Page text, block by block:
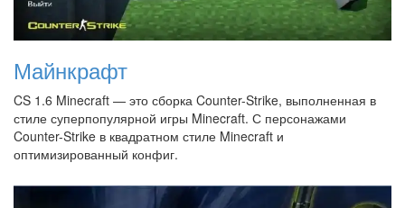
Майнкрафт
CS 1.6 Minecraft — это сборка Counter-Strike, выполненная в
стиле суперпопулярной игры Minecraft. С персонажами
Counter-Strike в квадратном стиле Minecraft и
оптимизированный конфиг.